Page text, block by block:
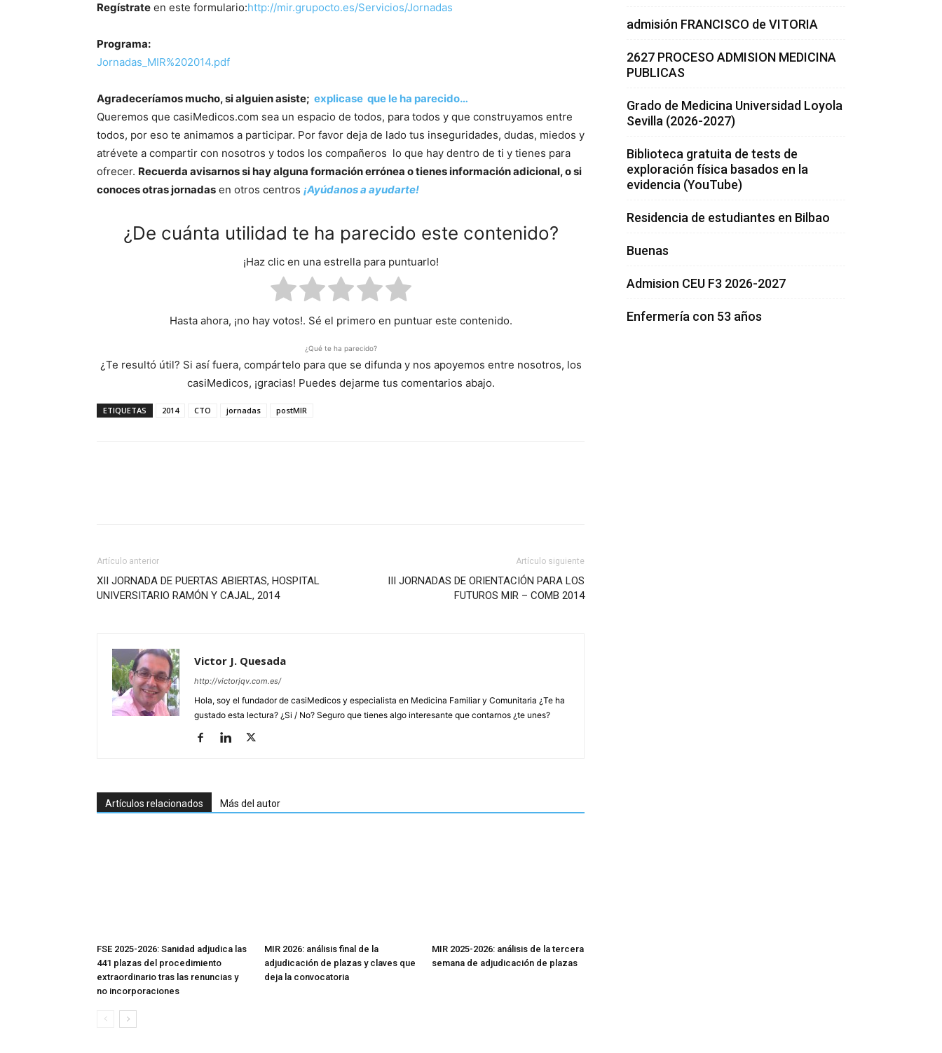
Regístrate en este formulario:http://mir.grupocto.es/Servicios/Jornadas
Programa:
Jornadas_MIR%202014.pdf
Agradeceríamos mucho, si alguien asiste; explicase que le ha parecido…
Queremos que casiMedicos.com sea un espacio de todos, para todos y que construyamos entre
todos, por eso te animamos a participar. Por favor deja de lado tus inseguridades, dudas, miedos y
atrévete a compartir con nosotros y todos los compañeros lo que hay dentro de ti y tienes para
ofrecer. Recuerda avisarnos si hay alguna formación errónea o tienes información adicional, o si
conoces otras jornadas en otros centros ¡Ayúdanos a ayudarte!
¿De cuánta utilidad te ha parecido este contenido?
¡Haz clic en una estrella para puntuarlo!
Hasta ahora, ¡no hay votos!. Sé el primero en puntuar este contenido.
¿Qué te ha parecido?
¿Te resultó útil? Si así fuera, compártelo para que se difunda y nos apoyemos entre nosotros, los
casiMedicos, ¡gracias! Puedes dejarme tus comentarios abajo.
ETIQUETAS 2014 CTO jornadas postMIR
Artículo anterior
XII JORNADA DE PUERTAS ABIERTAS, HOSPITAL
UNIVERSITARIO RAMÓN Y CAJAL, 2014
Artículo siguiente
III JORNADAS DE ORIENTACIÓN PARA LOS
FUTUROS MIR – COMB 2014
Victor J. Quesada
http://victorjqv.com.es/
Hola, soy el fundador de casiMedicos y especialista en Medicina Familiar y Comunitaria ¿Te ha
gustado esta lectura? ¿Si / No? Seguro que tienes algo interesante que contarnos ¿te unes?
Artículos relacionados Más del autor
FSE 2025-2026: Sanidad adjudica las
441 plazas del procedimiento
extraordinario tras las renuncias y
no incorporaciones
MIR 2026: análisis final de la
adjudicación de plazas y claves que
deja la convocatoria
MIR 2025-2026: análisis de la tercera
semana de adjudicación de plazas
admisión FRANCISCO de VITORIA
2627 PROCESO ADMISION MEDICINA
PUBLICAS
Grado de Medicina Universidad Loyola
Sevilla (2026-2027)
Biblioteca gratuita de tests de
exploración física basados en la
evidencia (YouTube)
Residencia de estudiantes en Bilbao
Buenas
Admision CEU F3 2026-2027
Enfermería con 53 años